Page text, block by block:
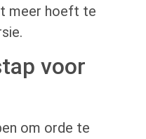
meer hoeft te
voor
om orde te